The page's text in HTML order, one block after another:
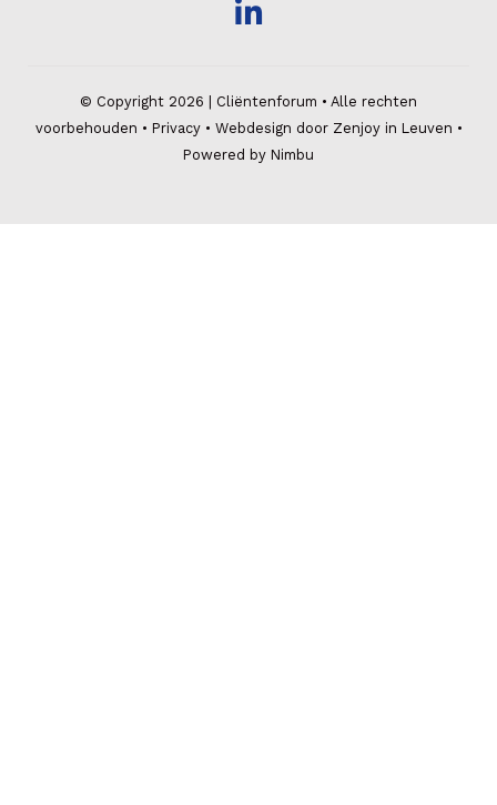
© Copyright 2026 | Cliëntenforum • Alle rechten
voorbehouden • Privacy • Webdesign door Zenjoy in Leuven •
Powered by Nimbu